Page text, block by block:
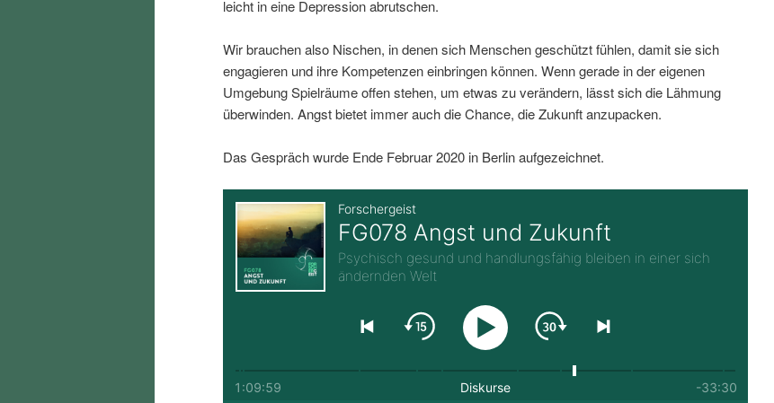
n
g
e
n
leicht in eine Depression abrutschen.
Wir brauchen also Nischen, in denen sich Menschen geschützt fühlen, damit sie sich
engagieren und ihre Kompetenzen einbringen können. Wenn gerade in der eigenen
Umgebung Spielräume offen stehen, um etwas zu verändern, lässt sich die Lähmung
überwinden. Angst bietet immer auch die Chance, die Zukunft anzupacken.
Das Gespräch wurde Ende Februar 2020 in Berlin aufgezeichnet.